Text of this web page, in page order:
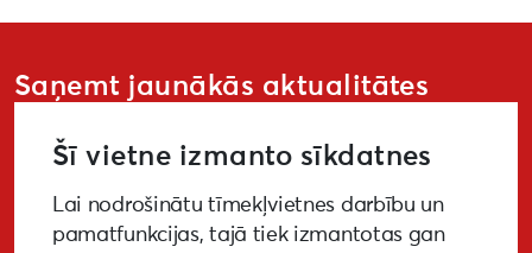
Saņemt jaunākās aktualitātes
PIETEIKTIES
Šī vietne izmanto sīkdatnes
Lai nodrošinātu tīmekļvietnes darbību un
pamatfunkcijas, tajā tiek izmantotas gan